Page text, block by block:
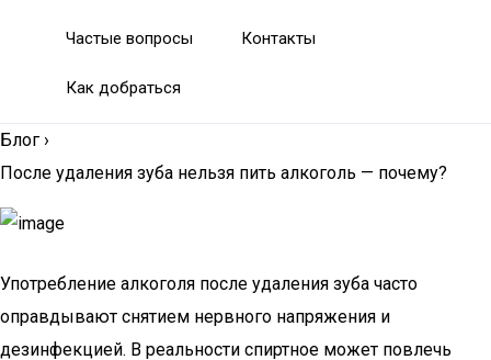
Частые вопросы Контакты
Как добраться
Блог ›
После удаления зуба нельзя пить алкоголь — почему?
Употребление алкоголя после удаления зуба часто
оправдывают снятием нервного напряжения и
дезинфекцией. В реальности спиртное может повлечь